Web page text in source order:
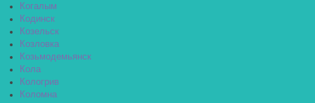
Когалым
Кодинск
Козельск
Козловка
Козьмодемьянск
Кола
Кологрив
Коломна